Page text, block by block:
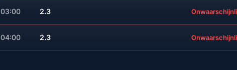
03:00 2.3
04:00 2.3